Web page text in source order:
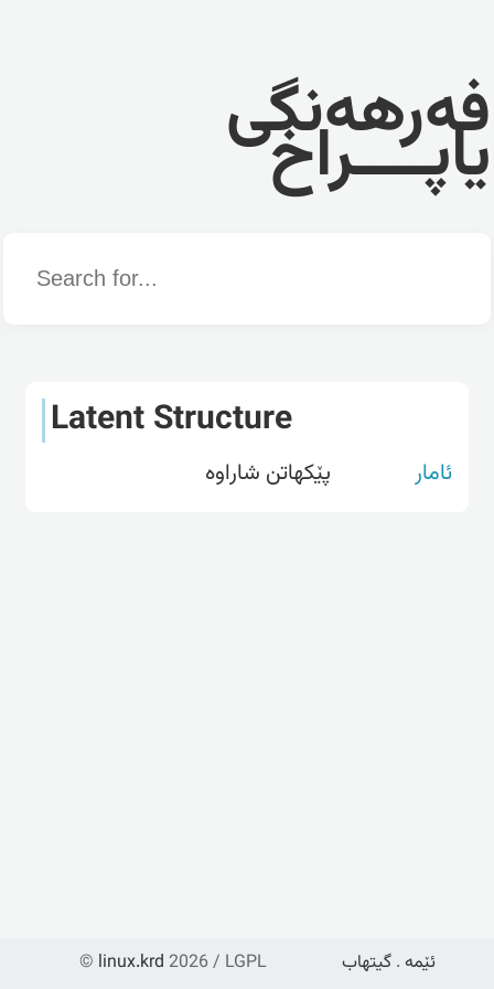
فەرهەنگی
یاپــــراخ
Word
Latent Structure
ئامار پێکهاتن شاراوە
© linux.krd 2026 / LGPL ئێمە . گیتهاب